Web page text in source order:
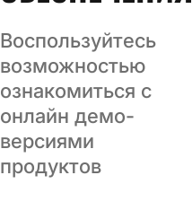
Промышленные
Воспользуйтесь
возможностью
ознакомиться с
онлайн демо-
версиями
продуктов